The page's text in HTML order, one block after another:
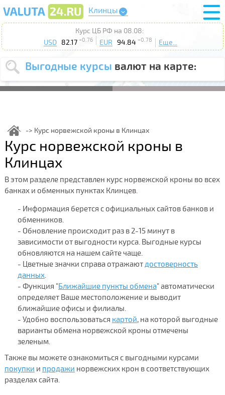
Клинцы
Курс ЦБ РФ на 08.08:
USD
82.17 +0.76 EUR 94.84 +0.78 Еще...
Выгодные курсы валют на карте:
Выберите
USD EUR
курс от
Выберите
действие: Продать Купить
Поиск
Курс норвежской кроны в Клинцах
Курс норвежской кроны в
Клинцах
В этом разделе представлен курс норвежской кроны во всех
банках и обменных пунктах Клинцев.
- Информация берется с официальных сайтов банков и
обменников.
- Обновление происходит раз в 2-15 минут в
зависимости от выгодности курса. Выгодные курсы
обновляются на нашем сайте чаще.
- Цветные значки справа отражаютдостоверность
данных.
- Функция "Ближайшие пункты обмена" автоматически
определяет Ваше местоположение и выводит
ближайшие офисы и филиалы.
- Удобно воспользоваться картой, на которой выгодные
варианты обмена норвежской кроны отмечены
зеленым.
Также вы можете ознакомиться с выгодными курсами
покупки и продажи норвежских крон в соответствующих
разделах сайта.